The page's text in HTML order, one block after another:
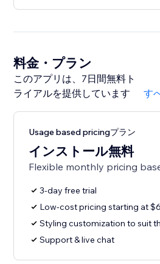
料金・プラン
このアプリは、7日間無料ト
ライアルを提供しています
す
Usage based pricingプラン
インストール無料
Flexible monthly pricing
3-day free trial
Low-cost pricing starting at
Styling customization to suit
Support & live chat